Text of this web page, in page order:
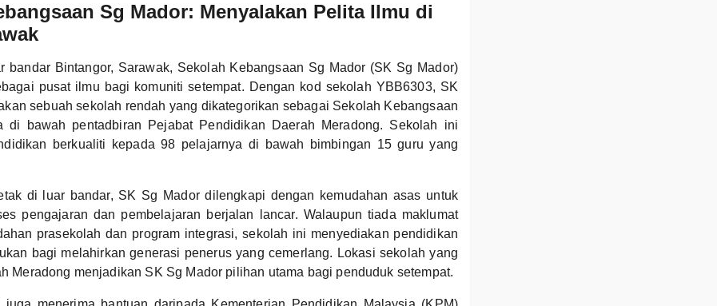
Sg Mador: Menyalakan Pelita Ilmu di
bandar Bintangor, Sarawak, Sekolah Kebangsaan Sg Mador (SK Sg Mador)
pusat ilmu bagi komuniti setempat. Dengan kod sekolah YBB6303, SK
sebuah sekolah rendah yang dikategorikan sebagai Sekolah Kebangsaan
di bawah pentadbiran Pejabat Pendidikan Daerah Meradong. Sekolah ini
berkualiti kepada 98 pelajarnya di bawah bimbingan 15 guru yang
di luar bandar, SK Sg Mador dilengkapi dengan kemudahan asas untuk
pengajaran dan pembelajaran berjalan lancar. Walaupun tiada maklumat
prasekolah dan program integrasi, sekolah ini menyediakan pendidikan
bagi melahirkan generasi penerus yang cemerlang. Lokasi sekolah yang
Meradong menjadikan SK Sg Mador pilihan utama bagi penduduk setempat.